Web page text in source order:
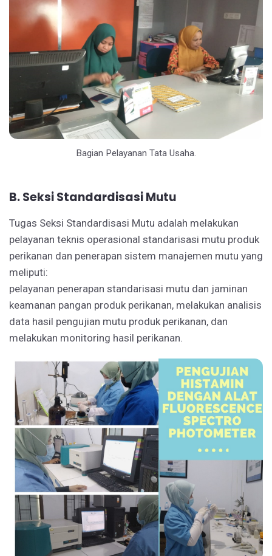
Bagian Pelayanan Tata Usaha.
B. Seksi Standardisasi Mutu
Tugas Seksi Standardisasi Mutu adalah melakukan
pelayanan teknis operasional standarisasi mutu produk
perikanan dan penerapan sistem manajemen mutu yang
meliputi:
pelayanan penerapan standarisasi mutu dan jaminan
keamanan pangan produk perikanan, melakukan analisis
data hasil pengujian mutu produk perikanan, dan
melakukan monitoring hasil perikanan.